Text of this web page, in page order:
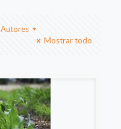
Autores
Mostrar todo